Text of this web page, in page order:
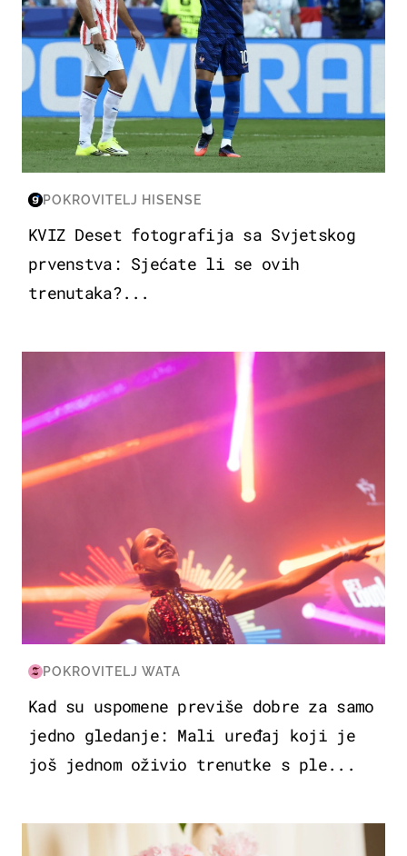
POKROVITELJ HISENSE
KVIZ Deset fotografija sa Svjetskog
prvenstva: Sjećate li se ovih
trenutaka?...
KULTURA & ZABAVA
POKROVITELJ WATA
Kad su uspomene previše dobre za samo
jedno gledanje: Mali uređaj koji je
još jednom oživio trenutke s ple...
MODA & LJEPOTA